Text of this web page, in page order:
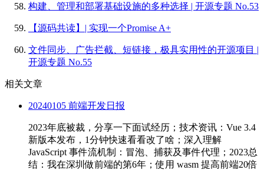
构建、管理和部署基础设施的多种选择 | 开源专题 No.53
【源码共读】| 实现一个Promise A+
文件同步、广告拦截、短链接，极具实用性的开源项目 |
开源专题 No.55
相关文章
20240105 前端开发日报
2023年底被裁，分享一下面试经历；技术资讯：Vue 3.4
新版本发布，1分钟快速看看改了啥；深入理解
JavaScript 事件流机制：冒泡、捕获及事件代理；2023总
结：我在深圳做前端的第6年；使用 wasm 提高前端20倍